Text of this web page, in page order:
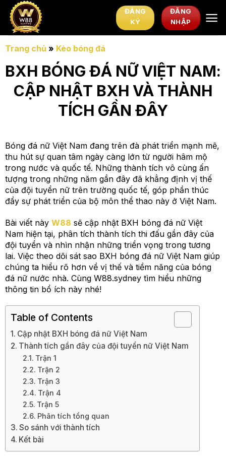
Chuyển
đến
dung
ĐĂNG
KÝ
ĐĂNG
NHẬP
Trang chủ » Kèo bóng đá
BXH BÓNG ĐÁ NỮ VIỆT NAM:
CẬP NHẬT BXH VÀ THÀNH
TÍCH GẦN ĐÂY
Bóng đá nữ Việt Nam đang trên đà phát triển mạnh mẽ,
thu hút sự quan tâm ngày càng lớn từ người hâm mộ
trong nước và quốc tế. Những thành tích vô cùng ấn
tượng trong những năm gần đây đã khẳng định vị thế
của đội tuyển nữ trên trường quốc tế, góp phần thúc
đẩy sự phát triển của bộ môn thể thao này ở Việt Nam.
Bài viết này W88 sẽ cập nhật BXH bóng đá nữ Việt
Nam hiện tại, phân tích thành tích thi đấu gần đây của
đội tuyển và nhìn nhận những triển vọng trong tương
lai. Việc theo dõi sát sao BXH bóng đá nữ Việt Nam giúp
chúng ta hiểu rõ hơn về vị thế và tiềm năng của bóng
đá nữ nước nhà. Cùng W88.sydney tìm hiểu những
thông tin bổ ích này nhé!
Table of Contents
Cập nhật BXH bóng đá nữ Việt Nam
Thành tích gần đây của đội tuyển nữ Việt Nam
Trận 1
Trận 2
Trận 3
Trận 4
Trận 5
Phân tích tổng quan
So sánh với thành tích
Kết bài